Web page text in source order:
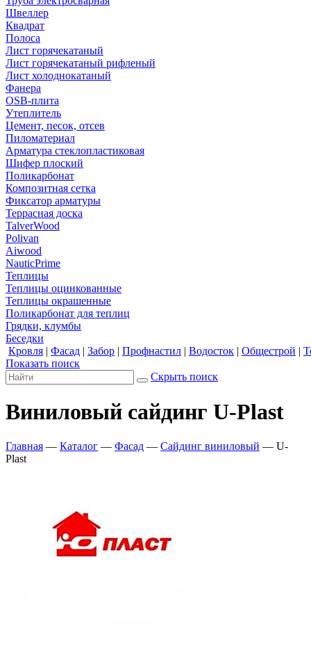
Швеллер
Квадрат
Полоса
Лист горячекатаный
Лист горячекатаный рифленый
Лист холоднокатаный
Фанера
OSB-плита
Утеплитель
Цемент, песок, отсев
Пиломатериал
Арматура стеклопластиковая
Шифер плоский
Поликарбонат
Композитная сетка
Фиксатор арматуры
Террасная доска
TalverWood
Polivan
Aiwood
NauticPrime
Теплицы
Теплицы оцинкованные
Теплицы окрашенные
Поликарбонат для теплиц
Грядки, клумбы
Беседки
Кровля | Фасад | Забор | Профнастил | Водосток | Общестрой |
Показать поиск
Скрыть поиск
Виниловый сайдинг U-Plast
Главная — Каталог — Фасад — Сайдинг виниловый — U-
Plast